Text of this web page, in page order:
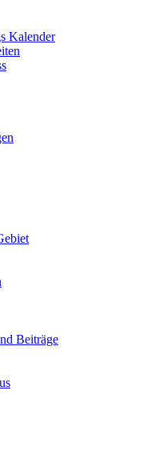
Kalender
Beiträge